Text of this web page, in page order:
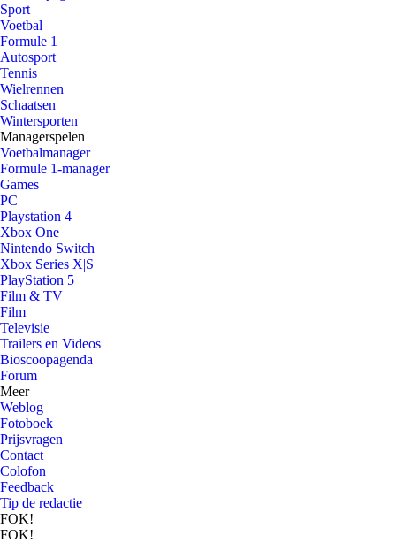
Sport
Voetbal
Formule 1
Autosport
Tennis
Wielrennen
Schaatsen
Wintersporten
Managerspelen
Voetbalmanager
Formule 1-manager
Games
PC
Playstation 4
Xbox One
Nintendo Switch
Xbox Series X|S
PlayStation 5
Film & TV
Film
Televisie
Trailers en Videos
Bioscoopagenda
Forum
Meer
Weblog
Fotoboek
Prijsvragen
Contact
Colofon
Feedback
Tip de redactie
FOK!
FOK!